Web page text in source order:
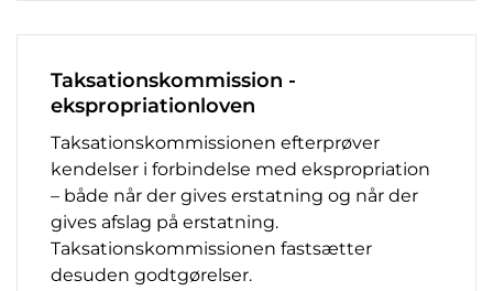
Taksationskommission -
ekspropriationloven
Taksationskommissionen efterprøver
kendelser i forbindelse med ekspropriation
– både når der gives erstatning og når der
gives afslag på erstatning.
Taksationskommissionen fastsætter
desuden godtgørelser.